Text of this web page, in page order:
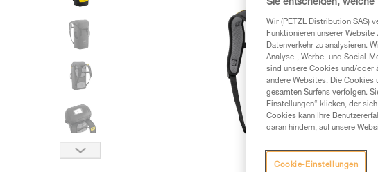
Sie entscheiden, welche
Wir (PETZL Distribution SAS)
Funktionieren unserer
Datenverkehr zu analysieren.
Analyse-, Werbe- und Social-
sind unsere Cookies und/oder
andere Websites. Die Cookies
gesamten Surfens verfolgen.
Einstellungen“ klicken, der
Cookies kann Ihre
daran hindern, auf unsere
Cookie-Einstellungen